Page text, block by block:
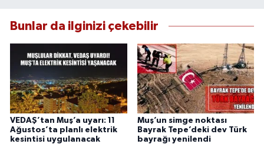
Bunlar da ilginizi çekebilir
VEDAŞ’tan Muş’a uyarı: 11
Ağustos’ta planlı elektrik
kesintisi uygulanacak
Muş’un simge noktası
Bayrak Tepe’deki dev Türk
bayrağı yenilendi